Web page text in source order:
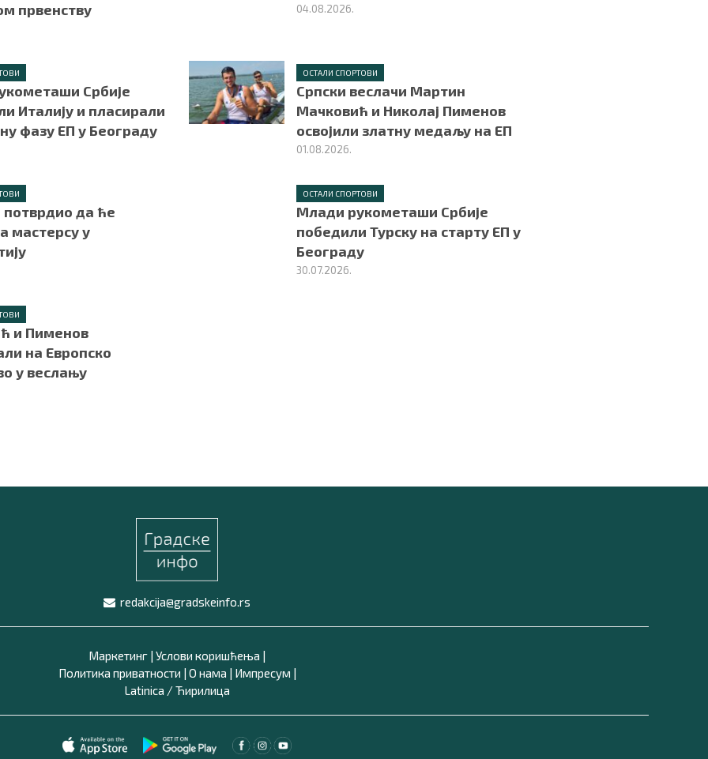
првенству
04.08.2026.
Србије
Италију и пласирали
фазу ЕП у Београду
ОСТАЛИ СПОРТОВИ
Српски веслачи Мартин
Мачковић и Николај Пименов
освојили златну медаљу на ЕП
01.08.2026.
да ће
мастерсу у
ОСТАЛИ СПОРТОВИ
Млади рукометаши Србије
победили Турску на старту ЕП у
Београду
30.07.2026.
и Пименов
на Европско
у веслању
redakcija@gradskeinfo.rs
Маркетинг | Услови коришћења |
Политика приватности | О нама | Импресум |
Latinica /Ћирилица